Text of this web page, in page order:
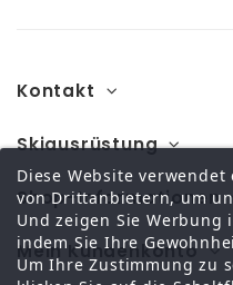
Kontakt
Skiausrüstung
Shop-Informationen
Mein Kundenkonto
Diese Website verwendet
von Drittanbietern, um
Und zeigen Sie
indem Sie Ihre
Um Ihre Zustimmung zu